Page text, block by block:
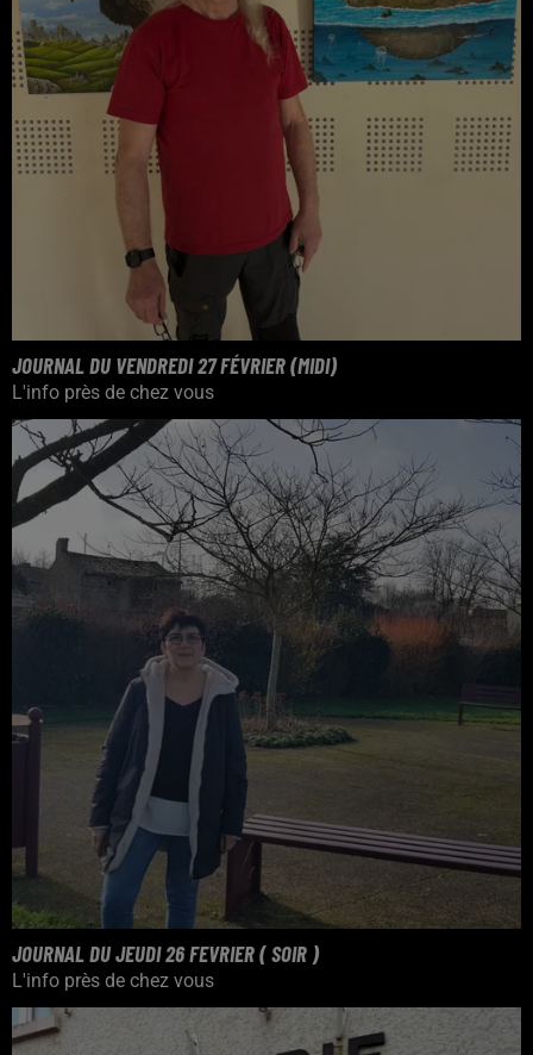
JOURNAL DU VENDREDI 27 FÉVRIER (MIDI)
L'info près de chez vous
JOURNAL DU JEUDI 26 FEVRIER ( SOIR )
L'info près de chez vous